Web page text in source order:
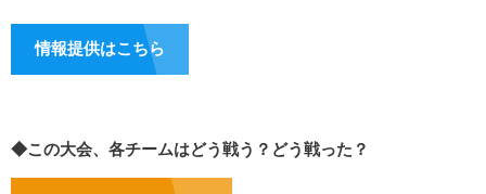
情報提供はこちら
◆この大会、各チームはどう戦う？どう戦った？